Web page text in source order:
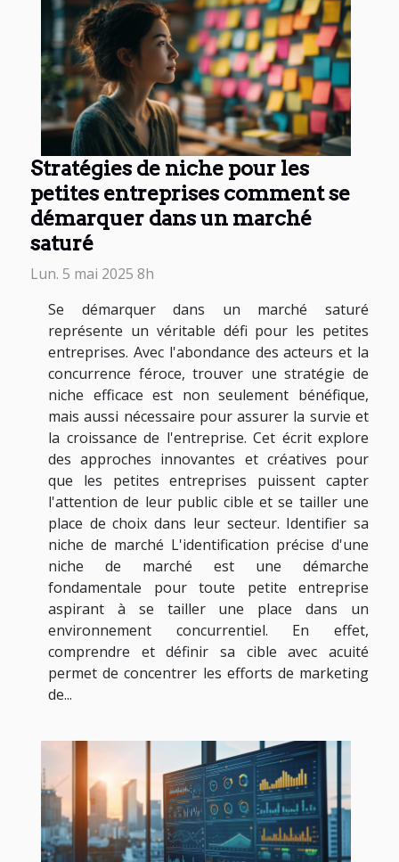
Stratégies de niche pour les
petites entreprises comment se
démarquer dans un marché
saturé
Lun. 5 mai 2025 8h
Se démarquer dans un marché saturé
représente un véritable défi pour les petites
entreprises. Avec l'abondance des acteurs et la
concurrence féroce, trouver une stratégie de
niche efficace est non seulement bénéfique,
mais aussi nécessaire pour assurer la survie et
la croissance de l'entreprise. Cet écrit explore
des approches innovantes et créatives pour
que les petites entreprises puissent capter
l'attention de leur public cible et se tailler une
place de choix dans leur secteur. Identifier sa
niche de marché L'identification précise d'une
niche de marché est une démarche
fondamentale pour toute petite entreprise
aspirant à se tailler une place dans un
environnement concurrentiel. En effet,
comprendre et définir sa cible avec acuité
permet de concentrer les efforts de marketing
de...